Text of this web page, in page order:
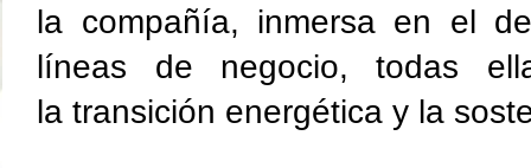
la compañía, inmersa en el
líneas de negocio, todas
la transición energética y la